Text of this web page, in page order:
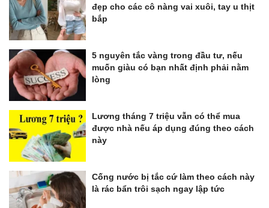
đẹp cho các cô nàng vai xuôi, tay u thịt
bắp
5 nguyên tắc vàng trong đầu tư, nếu
muốn giàu có bạn nhất định phải nằm
lòng
Lương tháng 7 triệu vẫn có thể mua
được nhà nếu áp dụng đúng theo cách
này
Cống nước bị tắc cứ làm theo cách này
là rác bẩn trôi sạch ngay lập tức